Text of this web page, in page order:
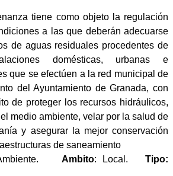
tiene como objeto la regulación
a las que deberán adecuarse
de aguas residuales procedentes de
domésticas, urbanas e
que se efectúen a la red municipal de
del Ayuntamiento de Granada, con
de proteger los recursos hidráulicos,
medio ambiente, velar por la salud de
y asegurar la mejor conservación
de saneamiento
Ambiente.Ambito: Local.Tipo: